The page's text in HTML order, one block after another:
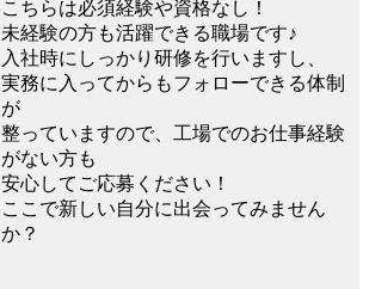
こちらは必須経験や資格なし！
未経験の方も活躍できる職場です♪
入社時にしっかり研修を行いますし、
実務に入ってからもフォローできる体制
が
整っていますので、工場でのお仕事経験
がない方も
安心してご応募ください！
ここで新しい自分に出会ってみません
か？